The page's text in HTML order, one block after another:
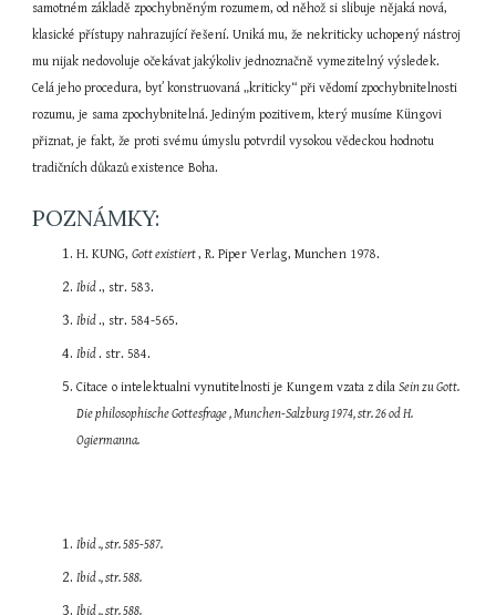
samotném základě zpochybněným rozumem, od něhož si slibuje nějaká nová,
klasické přístupy nahrazující řešení. Uniká mu, že nekriticky uchopený nástroj
mu nijak nedovoluje očekávat jakýkoliv jednoznačně vymezitelný výsledek.
Celá jeho procedura, byť konstruovaná „kriticky“ při vědomí zpochybnitelnosti
rozumu, je sama zpochybnitelná. Jediným pozitivem, který musíme Küngovi
přiznat, je fakt, že proti svému úmyslu potvrdil vysokou vědeckou hodnotu
tradičních důkazů existence Boha.
POZNÁMKY:
H. KUNG, Gott existiert , R. Piper Verlag, Munchen 1978.
Ibid ., str. 583.
Ibid ., str. 584-565.
Ibid . str. 584.
Citace o intelektualni vynutitelnosti je Kungem vzata z dila Sein zu Gott.
Die philosophische Gottesfrage , Munchen-Salzburg 1974, str. 26 od H.
Ogiermanna.
Ibid ., str. 585-587.
Ibid ., str. 588.
Ibid ., str. 588.